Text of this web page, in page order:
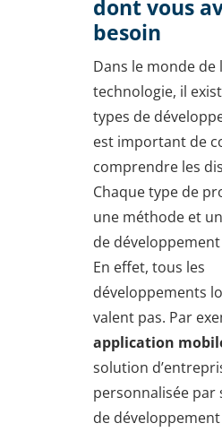
dont vous
besoin
Dans le monde de
technologie, il
types de
est important de
comprendre les
Chaque type de
une méthode et
de
En effet, tous les
développements
valent pas. Par
application
solution
personnalisée par
de